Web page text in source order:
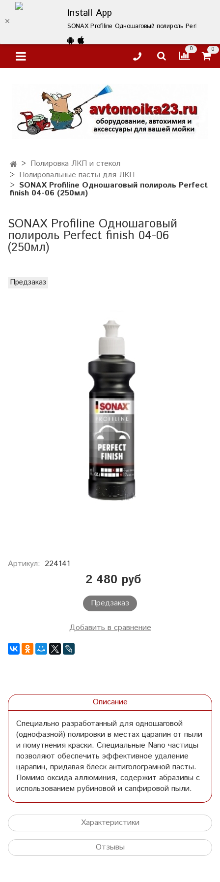
Install App
SONAX Profiline Одношаговый полироль Perfect
0 0
Полировка ЛКП и стекол
Полировальные пасты для ЛКП
SONAX Profiline Одношаговый полироль Perfect
finish 04-06 (250мл)
SONAX Profiline Одношаговый
полироль Perfect finish 04-06
(250мл)
Предзаказ
Артикул: 224141
2 480 руб
Предзаказ
Добавить в сравнение
Описание
Специально разработанный для одношаговой
(однофазной) полировки в местах царапин от пыли
и помутнения краски. Специальные Nano частицы
позволяют обеспечить эффективное удаление
царапин, придавая блеск антиголограмной пасты.
Помимо оксида аллюминия, содержит абразивы с
использованием рубиновой и сапфировой пыли.
Характеристики
Отзывы